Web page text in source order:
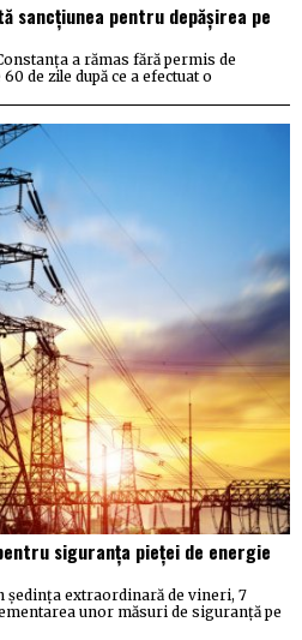
sancțiunea pentru depășirea pe
a rămas fără permis de
de zile după ce a efectuat o
siguranța pieței de energie
ședința extraordinară de vineri, 7
unor măsuri de siguranță pe